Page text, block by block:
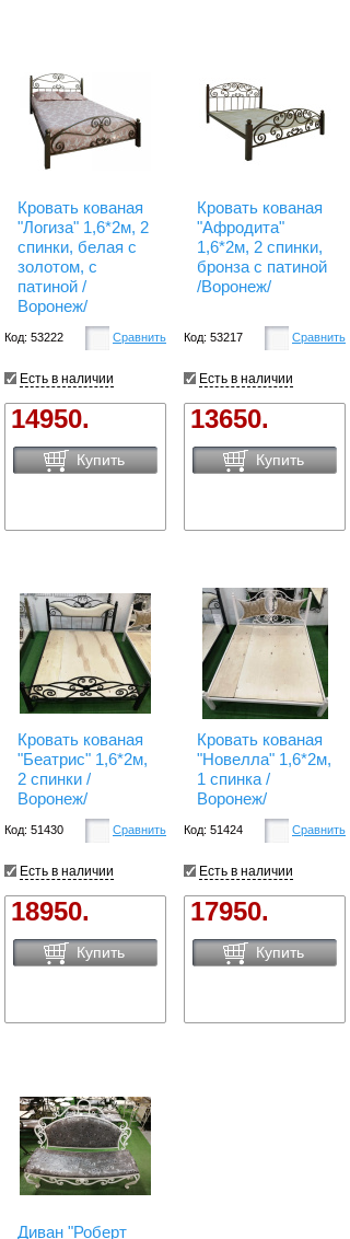
Кровать кованая
"Логиза" 1,6*2м, 2
спинки, белая с
золотом, с
патиной /
Воронеж/
Код: 53222 Сравнить
Есть в наличии
14950.
Купить
Кровать кованая
"Афродита"
1,6*2м, 2 спинки,
бронза с патиной
/Воронеж/
Код: 53217 Сравнить
Есть в наличии
13650.
Купить
Кровать кованая
"Беатрис" 1,6*2м,
2 спинки /
Воронеж/
Код: 51430 Сравнить
Есть в наличии
18950.
Купить
Кровать кованая
"Новелла" 1,6*2м,
1 спинка /
Воронеж/
Код: 51424 Сравнить
Есть в наличии
17950.
Купить
Диван "Роберт